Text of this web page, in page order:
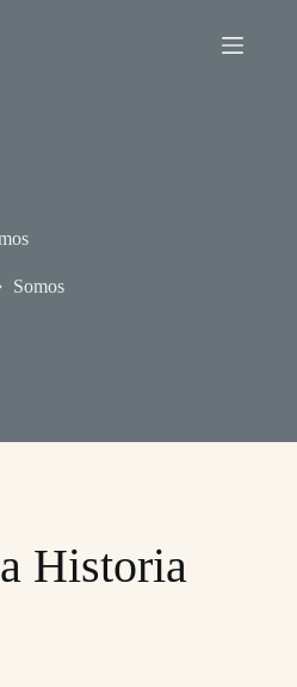
Somos
Historia